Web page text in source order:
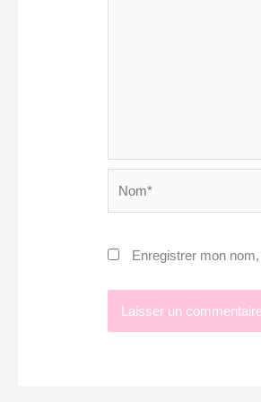
Enregistrer mon